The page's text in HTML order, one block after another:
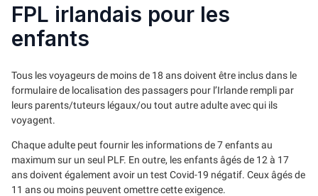
FPL irlandais pour les
enfants
Tous les voyageurs de moins de 18 ans doivent être inclus dans le
formulaire de localisation des passagers pour l’Irlande rempli par
leurs parents/tuteurs légaux/ou tout autre adulte avec qui ils
voyagent.
Chaque adulte peut fournir les informations de 7 enfants au
maximum sur un seul PLF. En outre, les enfants âgés de 12 à 17
ans doivent également avoir un test Covid-19 négatif. Ceux âgés de
11 ans ou moins peuvent omettre cette exigence.